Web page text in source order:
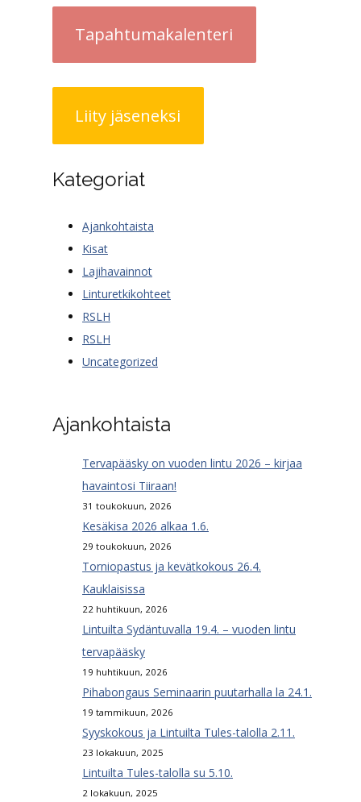
Tapahtumakalenteri
Liity jäseneksi
Kategoriat
Ajankohtaista
Kisat
Lajihavainnot
Linturetkikohteet
RSLH
RSLH
Uncategorized
Ajankohtaista
Tervapääsky on vuoden lintu 2026 – kirjaa
havaintosi Tiiraan!
31 toukokuun, 2026
Kesäkisa 2026 alkaa 1.6.
29 toukokuun, 2026
Torniopastus ja kevätkokous 26.4.
Kauklaisissa
22 huhtikuun, 2026
Lintuilta Sydäntuvalla 19.4. – vuoden lintu
tervapääsky
19 huhtikuun, 2026
Pihabongaus Seminaarin puutarhalla la 24.1.
19 tammikuun, 2026
Syyskokous ja Lintuilta Tules-talolla 2.11.
23 lokakuun, 2025
Lintuilta Tules-talolla su 5.10.
2 lokakuun, 2025